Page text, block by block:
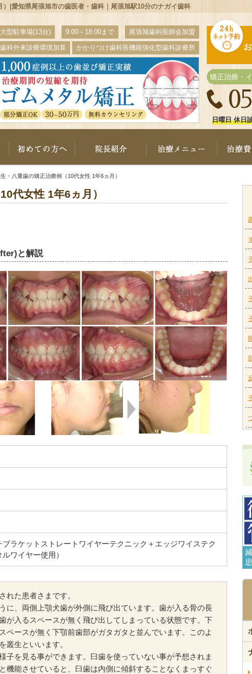
|愛知県尾張旭市の歯医者・歯科｜尾張旭駅10分のナガイ歯科
大型駐車場(13台) 9:00～18:00まで 尾張旭歯科医師会加盟
歯科外来診療環境加算 かかりつけ歯科医機能強化型歯科診療所
矯正治療・
日曜日 休日
ナガイ歯科について 初めての方へ 院長紹介 治療メ
・八重歯の矯正治療例（10代女性 1年6ヵ月）
代女性 1年6ヵ月）
と解説
ラケットストレートワイヤーテクニック＋エッジワイステク
ワイヤー使用）
れた患者さまです。
に、両側上顎犬歯が外側に飛び出ています。歯が入る骨の長
が入るスペースが無く飛び出してしまっている状態です。下
ペースが無く下顎前歯部がガタガタと並んでいます。このよ
叢生といいます。
子を見る事ができます。臼歯を使っていない事が予想されま
機能させていると、臼歯は内側に傾斜することなくまっすぐ